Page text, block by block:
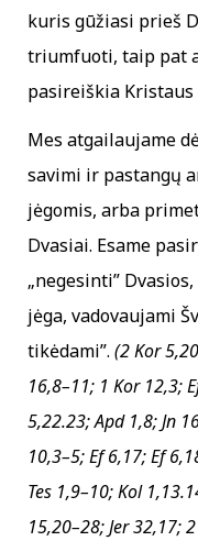
kuris gūžiasi prieš
triumfuoti, taip pat
pasireiškia Kristaus
Mes atgailaujame
savimi ir pastangų
jėgomis, arba
Dvasiai. Esame
„negesinti”
jėga, vadovaujami
tikėdami”. (2 Kor
16,8–11; 1 Kor 12,3;
5,22.23; Apd 1,8; Jn
10,3–5; Ef 6,17; Ef
Tes 1,9–10; Kol
15,20–28; Jer 32,17;